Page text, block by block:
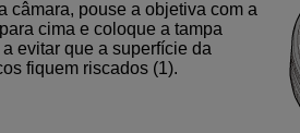
câmara, pouse a objetiva com a
cima e coloque a tampa
evitar que a superfície da
fiquem riscados (1).